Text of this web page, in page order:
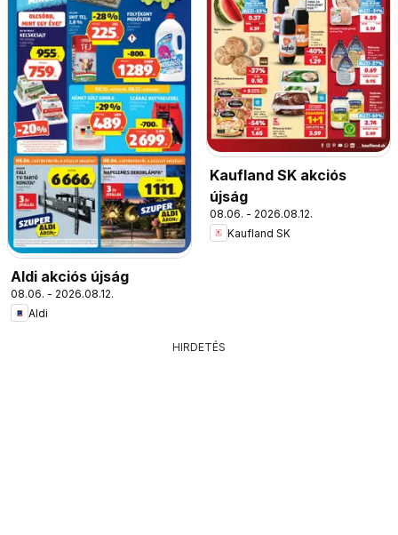
Aldi akciós újság
08.06. - 2026.08.12.
Aldi
Kaufland SK akciós
újság
08.06. - 2026.08.12.
Kaufland SK
HIRDETÉS